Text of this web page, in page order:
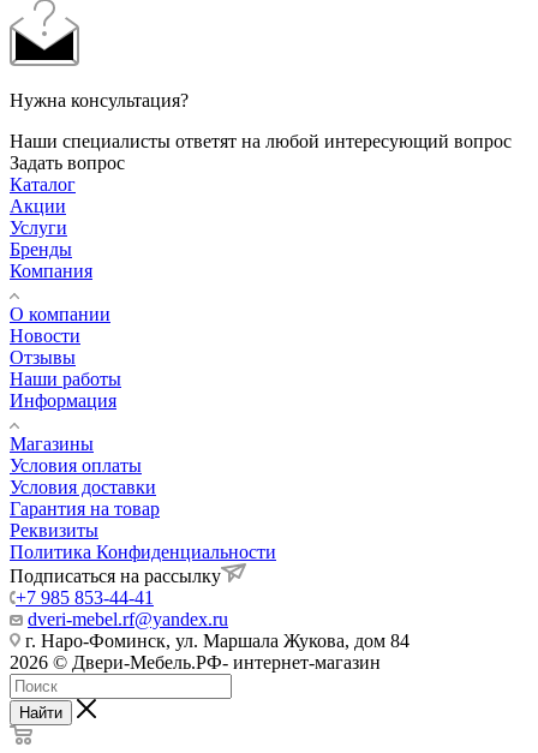
Нужна консультация?
Наши специалисты ответят на любой интересующий вопрос
Задать вопрос
Каталог
Акции
Услуги
Бренды
Компания
О компании
Новости
Отзывы
Наши работы
Информация
Магазины
Условия оплаты
Условия доставки
Гарантия на товар
Реквизиты
Политика Конфиденциальности
Подписаться на рассылку
+7 985 853-44-41
dveri-mebel.rf@yandex.ru
г. Наро-Фоминск, ул. Маршала Жукова, дом 84
2026 © Двери-Мебель.РФ- интернет-магазин
Найти